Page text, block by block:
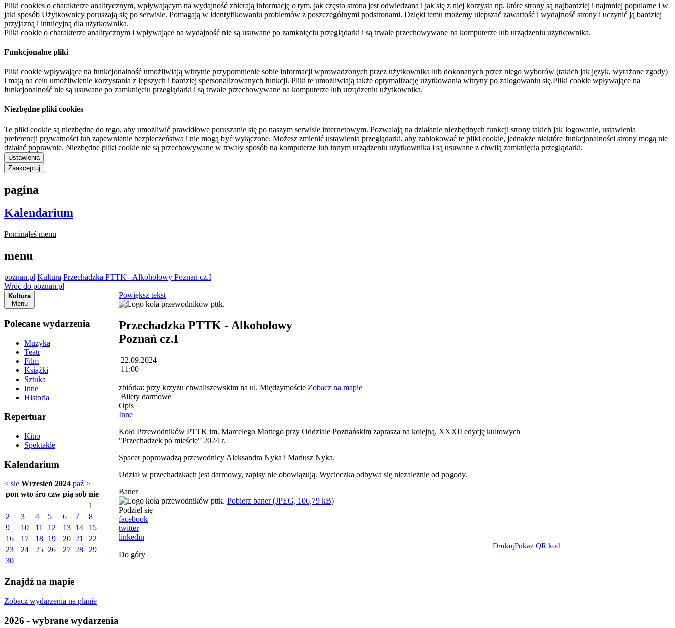
Pliki cookies o charakterze analitycznym, wpływającym na wydajność zbierają informację o tym, jak często strona jest odwiedzana i jak się z niej korzysta np. które strony są najbardziej i najmniej popularne i w
jaki sposób Użytkownicy poruszają się po serwisie. Pomagają w identyfikowaniu problemów z poszczególnymi podstronami. Dzięki temu możemy ulepszać zawartość i wydajność strony i uczynić ją bardziej
przyjazną i intuicyjną dla użytkownika.
Pliki cookie o charakterze analitycznym i wpływające na wydajność nie są usuwane po zamknięciu przeglądarki i są trwale przechowywane na komputerze lub urządzeniu użytkownika.
Funkcjonalne pliki
Pliki cookie wpływające na funkcjonalność umożliwiają witrynie przypomnienie sobie informacji wprowadzonych przez użytkownika lub dokonanych przez niego wyborów (takich jak język, wyrażone zgody)
i mają na celu umożliwienie korzystania z lepszych i bardziej spersonalizowanych funkcji. Pliki te umożliwiają także optymalizację użytkowania witryny po zalogowaniu się.Pliki cookie wpływające na
funkcjonalność nie są usuwane po zamknięciu przeglądarki i są trwale przechowywane na komputerze lub urządzeniu użytkownika.
Niezbędne pliki cookies
Te pliki cookie są niezbędne do tego, aby umożliwić prawidłowe poruszanie się po naszym serwisie internetowym. Pozwalają na działanie niezbędnych funkcji strony takich jak logowanie, ustawienia
preferencji prywatności lub zapewnienie bezpieczeństwa i nie mogą być wyłączone. Możesz zmienić ustawienia przeglądarki, aby zablokować te pliki cookie, jednakże niektóre funkcjonalności strony mogą nie
działać poprawnie. Niezbędne pliki cookie nie są przechowywane w trwały sposób na komputerze lub innym urządzeniu użytkownika i są usuwane z chwilą zamknięcia przeglądarki.
Ustawienia
Zaakceptuj
pagina
Kalendarium
Pominąłeś menu
menu
poznan.pl Kultura Przechadzka PTTK - Alkoholowy Poznań cz.I
Wróć do poznan.pl
Kultura
Menu
Polecane wydarzenia
Muzyka
Teatr
Film
Książki
Sztuka
Inne
Historia
Repertuar
Kino
Spektakle
Kalendarium
< sie Wrzesień 2024 paź >
pon wto śro czw pią sob nie
1
2
3 4 5 6 7
8
9
10 11 12 13 14
15
16
17 18 19 20 21
22
23
24 25 26 27 28
29
30
Znajdź na mapie
Zobacz wydarzenia na planie
2026 - wybrane wydarzenia
Powiększ tekst
Przechadzka PTTK - Alkoholowy
Poznań cz.I
22.09.2024
11:00
zbiórka: przy krzyżu chwaliszewskim na ul. Międzymoście Zobacz na mapie
Bilety darmowe
Opis
Inne
Koło Przewodników PTTK im. Marcelego Mottego przy Oddziale Poznańskim zaprasza na kolejną, XXXII edycję kultowych
"Przechadzek po mieście" 2024 r.
Spacer poprowadzą przewodnicy Aleksandra Nyka i Mariusz Nyka.
Udział w przechadzkach jest darmowy, zapisy nie obowiązują. Wycieczka odbywa się niezależnie od pogody.
Baner
Pobierz baner (JPEG, 106,79 kB)
Podziel się
facebook
twitter
linkedin
DrukujPokaż QR kod
Do góry